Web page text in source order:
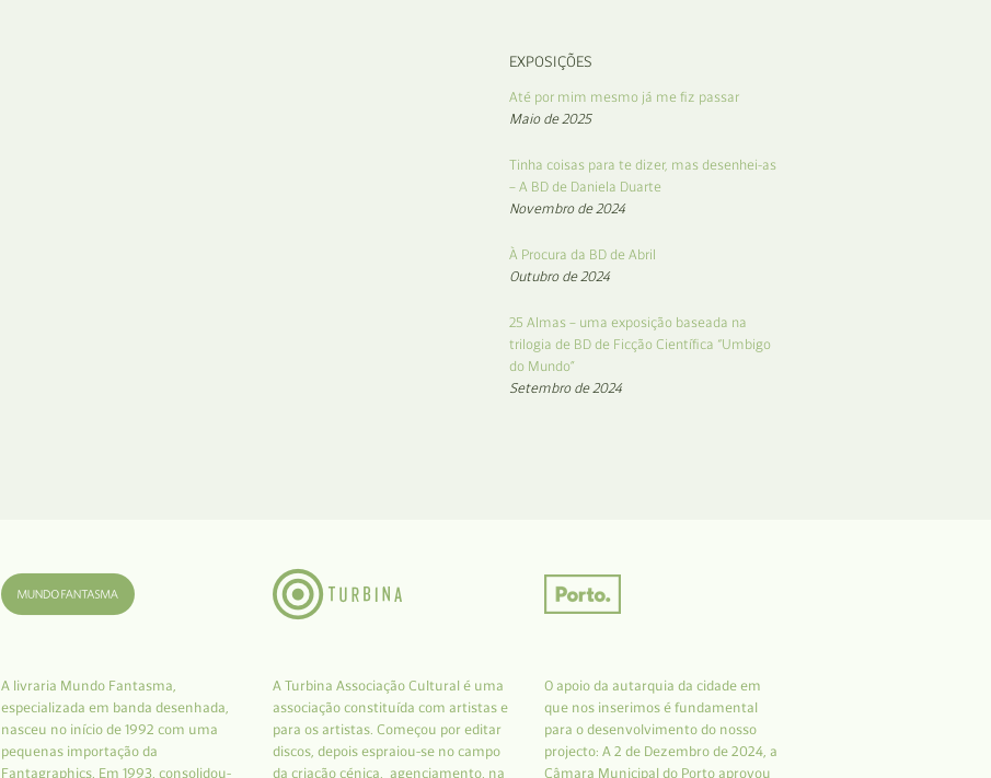
EXPOSIÇÕES
Até por mim mesmo já me fiz passar
Maio de 2025
Tinha coisas para te dizer, mas desenhei-as
– A BD de Daniela Duarte
Novembro de 2024
À Procura da BD de Abril
Outubro de 2024
25 Almas – uma exposição baseada na
trilogia de BD de Ficção Científica “Umbigo
do Mundo”
Setembro de 2024
A livraria Mundo Fantasma,
especializada em banda desenhada,
nasceu no início de 1992 com uma
pequenas importação da
Fantagraphics. Em 1993, consolidou-
A Turbina Associação Cultural é uma
associação constituída com artistas e
para os artistas. Começou por editar
discos, depois espraiou-se no campo
da criação cénica, agenciamento, na
O apoio da autarquia da cidade em
que nos inserimos é fundamental
para o desenvolvimento do nosso
projecto: A 2 de Dezembro de 2024, a
Câmara Municipal do Porto aprovou